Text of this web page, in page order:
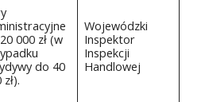
000 zł (w
do 40
Wojewódzki
Inspektor
Inspekcji
Handlowej